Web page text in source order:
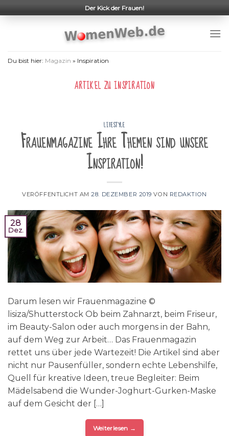
to
Der Kick der Frauen!
Du bist hier: Magazin » Inspiration
ARTIKEL ZUINSPIRATION
LIFESTYLE
Frauenmagazine Ihre Themen sind unsere
Inspiration!
VERÖFFENTLICHT AM28. DEZEMBER 2019 VON REDAKTION
28
Dez.
Darum lesen wir Frauenmagazine ©
lisiza/Shutterstock Ob beim Zahnarzt, beim Friseur,
im Beauty-Salon oder auch morgens in der Bahn,
auf dem Weg zur Arbeit… Das Frauenmagazin
rettet uns über jede Wartezeit! Die Artikel sind aber
nicht nur Pausenfüller, sondern echte Lebenshilfe,
Quell für kreative Ideen, treue Begleiter: Beim
Mädelsabend die Wunder-Joghurt-Gurken-Maske
auf dem Gesicht der […]
Weiterlesen →